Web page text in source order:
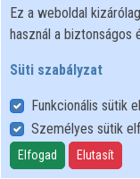
III. Oktatás –
kerekasztal
Felhasználói szabályzat
Adatkezelési tájékoztató
Süti szabályzat
Ez a weboldal
használ a biztonságos
Süti szabályzat
Funkcionális sütik
Személyes sütik
Elfogad Elutasít